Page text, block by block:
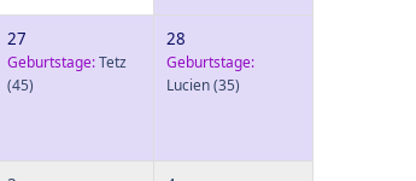
27
Geburtstage:Tetz
(45)
28
Geburtstage:
Lucien(35)